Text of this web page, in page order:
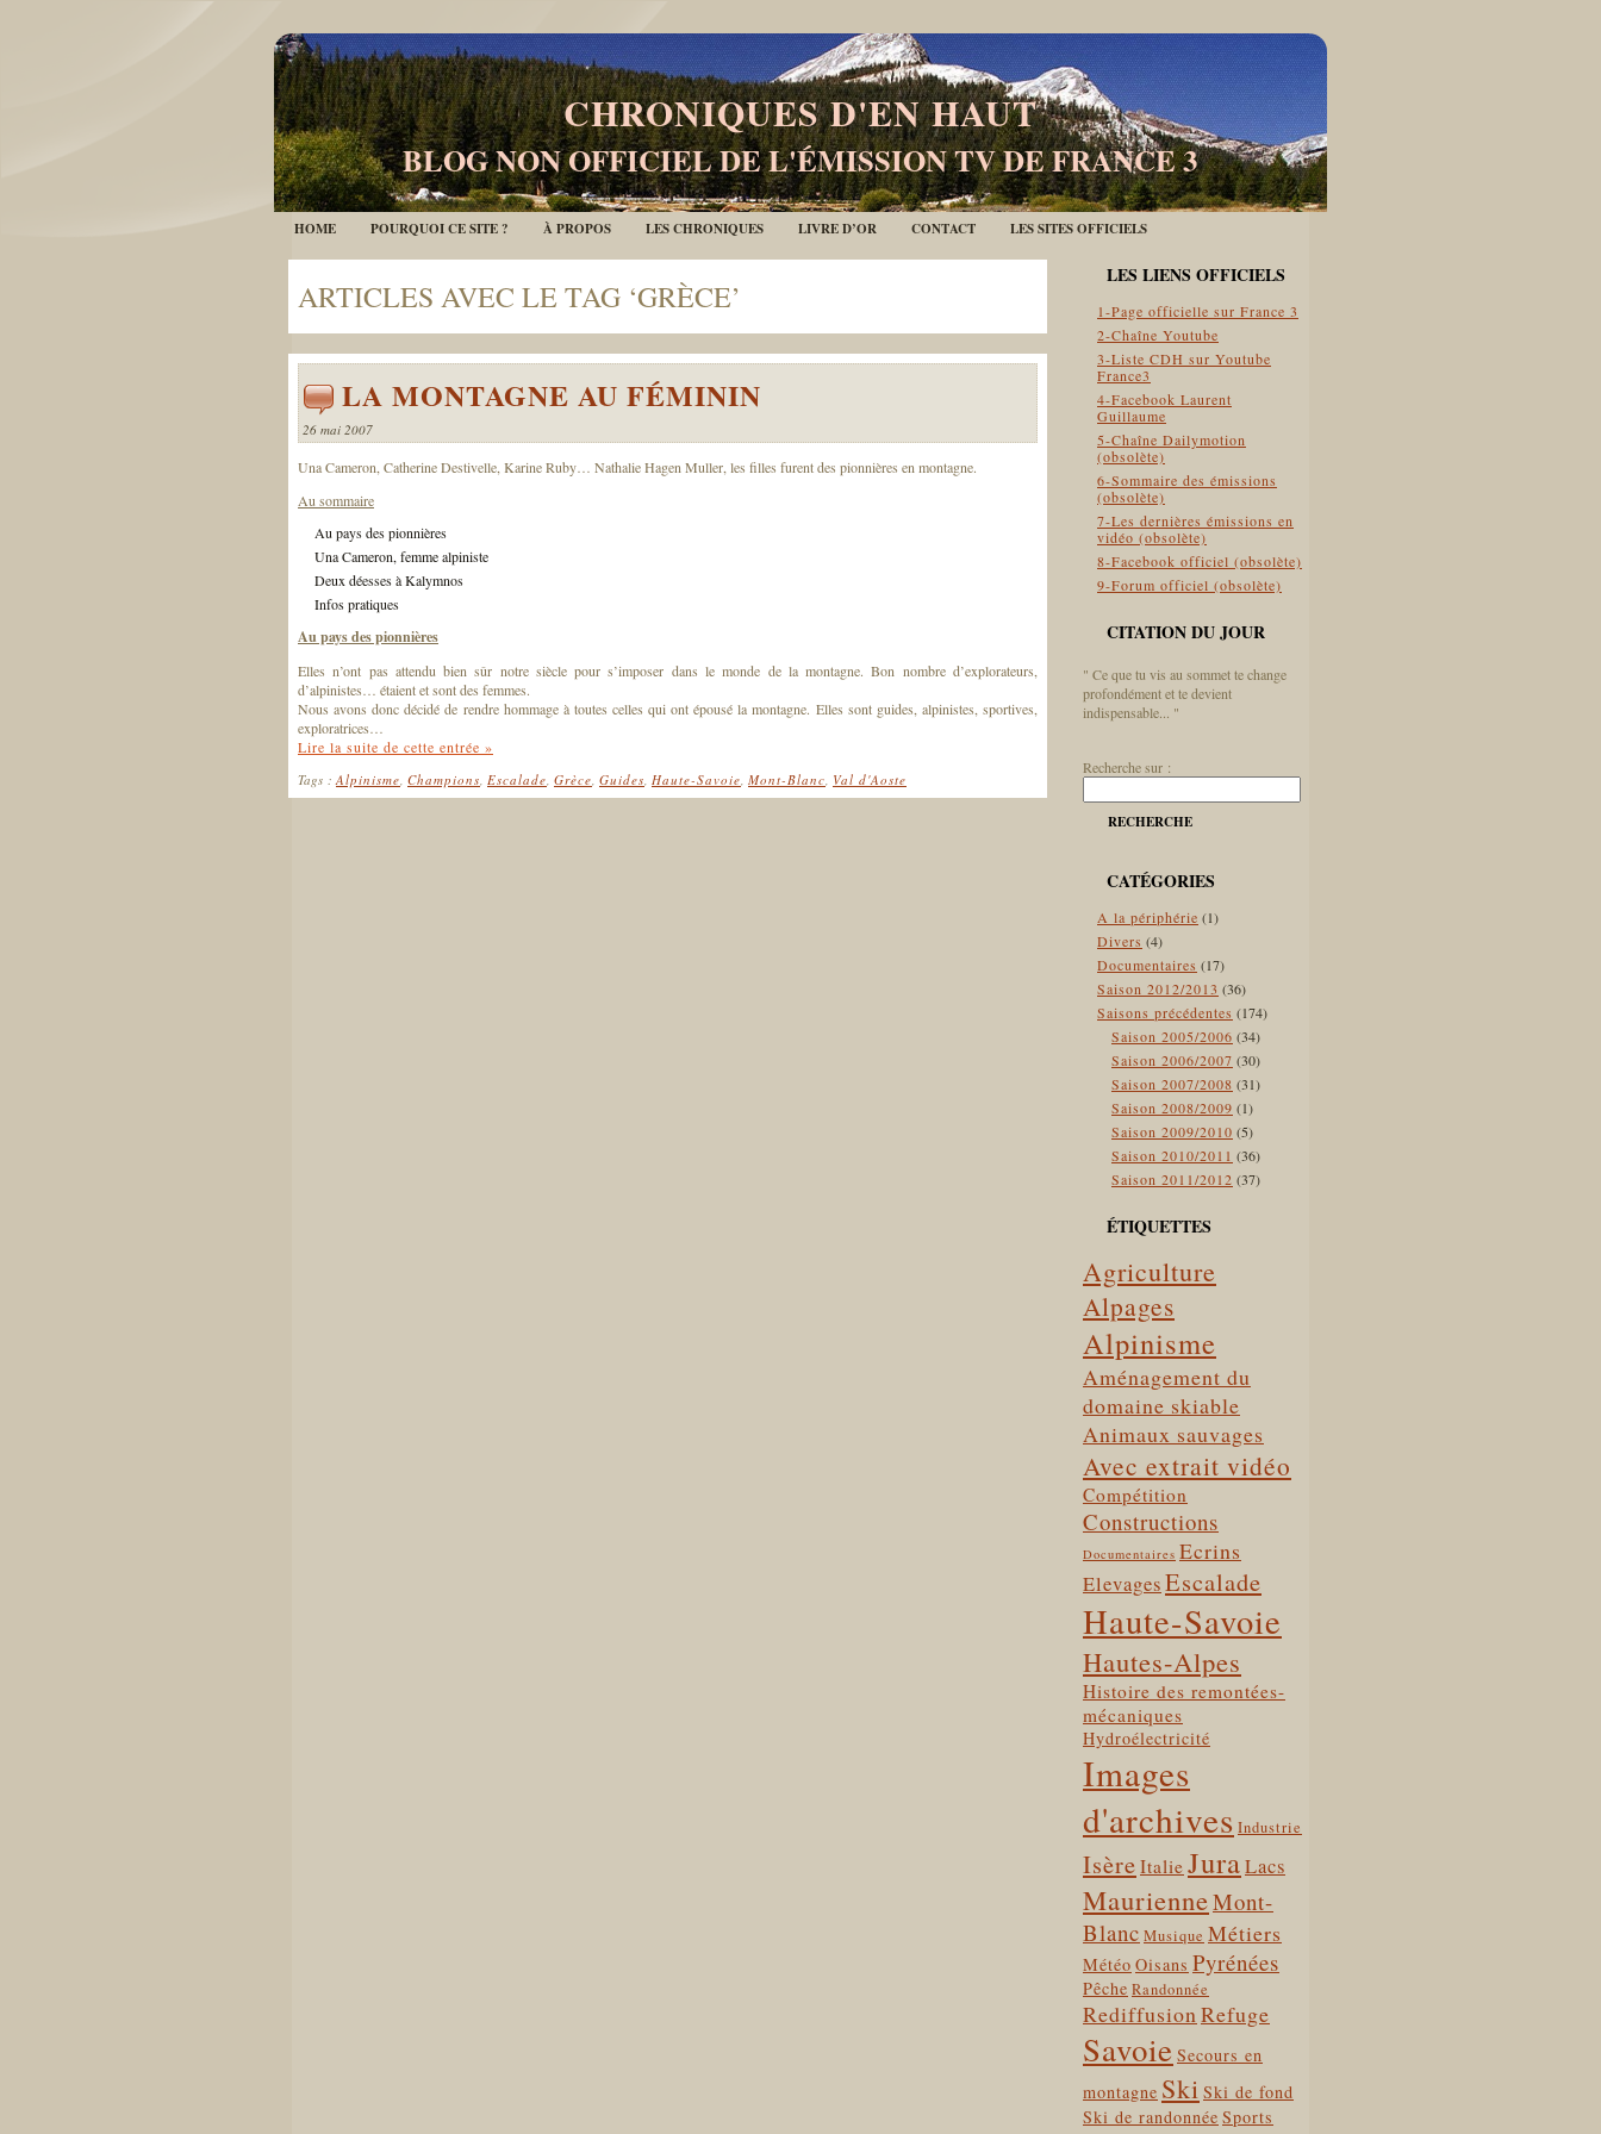
CHRONIQUES D'EN HAUT
BLOG NON OFFICIEL DE L'ÉMISSION TV DE FRANCE 3
HOME POURQUOI CE SITE ? À PROPOS LES CHRONIQUES LIVRE D’OR CONTACT LES SITES OFFICIELS
ARTICLES AVEC LE TAG ‘GRÈCE’
LA MONTAGNE AU FÉMININ
26 mai 2007
Una Cameron, Catherine Destivelle, Karine Ruby… Nathalie Hagen Muller, les filles furent des pionnières en montagne.
Au sommaire
Au pays des pionnières
Una Cameron, femme alpiniste
Deux déesses à Kalymnos
Infos pratiques
Au pays des pionnières
Elles n’ont pas attendu bien sûr notre siècle pour s’imposer dans le monde de la montagne. Bon nombre d’explorateurs,
d’alpinistes… étaient et sont des femmes.
Nous avons donc décidé de rendre hommage à toutes celles qui ont épousé la montagne. Elles sont guides, alpinistes, sportives,
exploratrices…
Lire la suite de cette entrée »
Tags :Alpinisme, Champions, Escalade, Grèce, Guides, Haute-Savoie, Mont-Blanc, Val d'Aoste
LES LIENS OFFICIELS
1-Page officielle sur France 3
2-Chaîne Youtube
3-Liste CDH sur Youtube
France3
4-Facebook Laurent
Guillaume
5-Chaîne Dailymotion
(obsolète)
6-Sommaire des émissions
(obsolète)
7-Les dernières émissions en
vidéo (obsolète)
8-Facebook officiel (obsolète)
9-Forum officiel (obsolète)
CITATION DU JOUR
" Ce que tu vis au sommet te change
profondément et te devient
indispensable... "
Recherche sur :
RECHERCHE
CATÉGORIES
A la périphérie (1)
Divers (4)
Documentaires (17)
Saison 2012/2013 (36)
Saisons précédentes (174)
Saison 2005/2006 (34)
Saison 2006/2007 (30)
Saison 2007/2008 (31)
Saison 2008/2009 (1)
Saison 2009/2010 (5)
Saison 2010/2011 (36)
Saison 2011/2012 (37)
ÉTIQUETTES
Agriculture
Alpages
Alpinisme
Aménagement du
domaine skiable
Animaux sauvages
Avec extrait vidéo
Compétition
Constructions
Documentaires Ecrins
ElevagesEscalade
Haute-Savoie
Hautes-Alpes
Histoire des remontées-
mécaniques
Hydroélectricité
Images
d'archives Industrie
Isère Italie JuraLacs
MaurienneMont-
Blanc Musique Métiers
Météo Oisans Pyrénées
Pêche Randonnée
RediffusionRefuge
Savoie Secours en
montagne Ski Ski de fond
Ski de randonnée Sports